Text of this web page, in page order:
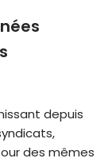
depuis
des mêmes